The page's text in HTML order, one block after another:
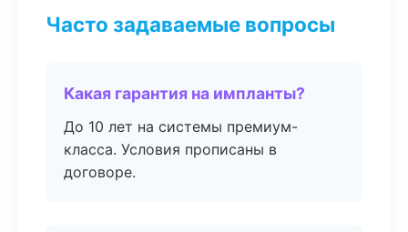
Часто задаваемые вопросы
Какая гарантия на импланты?
До 10 лет на системы премиум-
класса. Условия прописаны в
договоре.